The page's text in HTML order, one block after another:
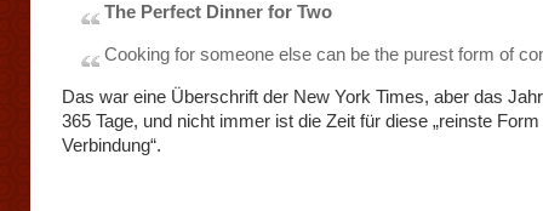
The Perfect Dinner for Two
Cooking for someone else can be the purest form of
Das war eine Überschrift der New York Times, aber das
365 Tage, und nicht immer ist die Zeit für diese „reinste
Verbindung“.